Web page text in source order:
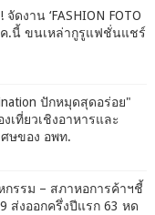
ดงาน ‘FASHION FOTO
.ค.นี้ ขนเหล่ากูรูแฟชั่นแชร์
ปักหมุดสุดอร่อย"
เที่ยวเชิงอาหารและ
ษของ อพท.
รรม – สภาหอการค้าฯชี้
ส่งออกครึ่งปีแรก 63 หด